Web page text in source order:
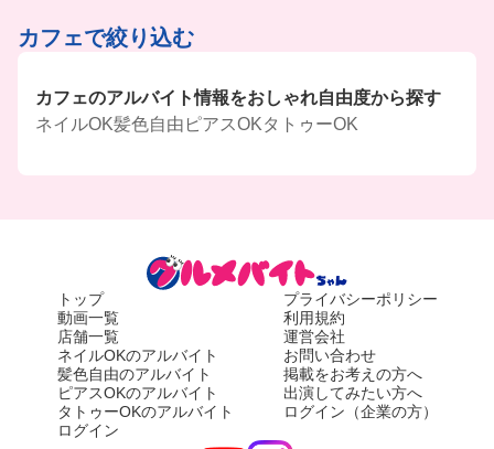
カフェで絞り込む
カフェのアルバイト情報をおしゃれ自由度から探す
ネイルOK髪色自由 ピアスOKタトゥーOK
トップ
動画一覧
店舗一覧
ネイルOKのアルバイト
髪色自由のアルバイト
ピアスOKのアルバイト
タトゥーOKのアルバイト
ログイン
プライバシーポリシー
利用規約
運営会社
お問い合わせ
掲載をお考えの方へ
出演してみたい方へ
ログイン（企業の方）